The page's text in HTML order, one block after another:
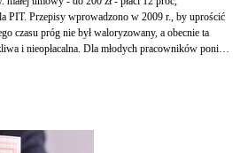
PIT. Przepisy wprowadzono w 2009 r., by uprościć
czasu próg nie był waloryzowany, a obecnie ta
i nieopłacalna. Dla młodych pracowników poniżej